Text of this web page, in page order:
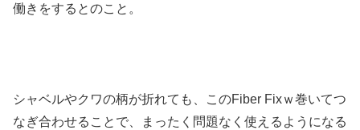
働きをするとのこと。
シャベルやクワの柄が折れても、このFiber Fixｗ巻いてつ
なぎ合わせることで、まったく問題なく使えるようになる